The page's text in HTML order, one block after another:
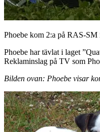
Phoebe kom 2:a på RAS-
Phoebe har tävlat i laget
Reklaminslag på TV som
Bilden ovan: Phoebe visar